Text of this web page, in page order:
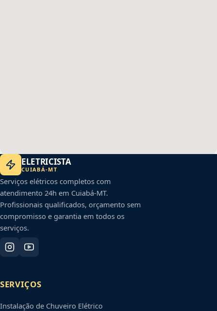
ELETRICISTA
CUIABÁ-MT
Serviços elétricos completos com
atendimento 24h em Cuiabá-MT.
Profissionais qualificados, orçamento sem
compromisso e garantia em todos os
serviços.
SERVIÇOS
Instalação de Chuveiro Elétrico